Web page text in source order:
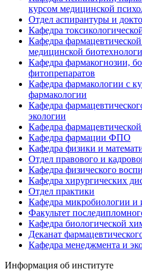
курсом медицинской
Отдел аспирантуры и
Кафедра
Кафедра
медицинской
Кафедра фармакогнозии,
фитопрепаратов
Кафедра фармакологии с
фармакологии
Кафедра
экологии
Кафедра
Кафедра фармации ФПО
Кафедра физики и
Отдел правового и
Кафедра физического
Кафедра хирургических
Отдел практики
Кафедра микробиологии и
Факультет
Кафедра биологической
Деканат
Кафедра менеджмента и
Информация об институте